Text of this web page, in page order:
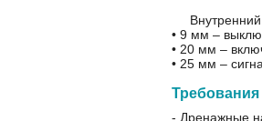
• 9 мм –
• 20 мм –
• 25 мм –
Требования
- Дренажные